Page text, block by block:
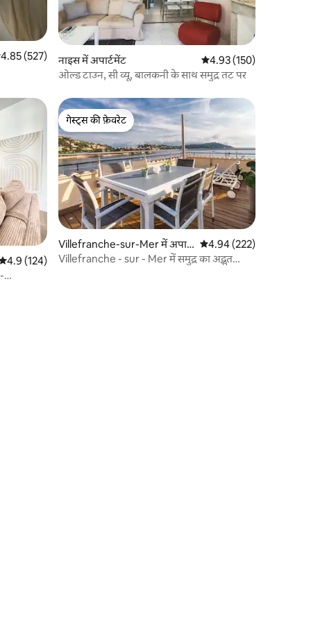
रेटिंग 5 में से 4.85, 527 समीक्षाएँ
4.85 (527)
नाइस में अपार्टमेंट औसत रेटिंग 5 में से 4.93,
4.93 (150)
ओल्ड टाउन, सी व्यू, बालकनी के साथ समुद्र तट पर
रेटिंग 5 में से 4.9, 124 समीक्षाएँ
4.9 (124)
गेस्ट्स की फ़ेवरेट
गेस्ट्स की फ़ेवरेट
Villefranche-sur-Mer में अपार्ट
मेंट
औसत रेटिंग 5 में से 4.94,
4.94 (222)
Villefranche - sur - Mer में समुद्र का अद्भुत